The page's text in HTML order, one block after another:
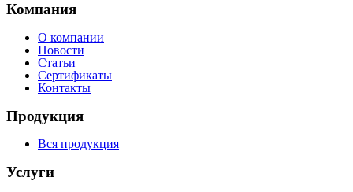
Компания
О компании
Новости
Статьи
Сертификаты
Контакты
Продукция
Вся продукция
Услуги